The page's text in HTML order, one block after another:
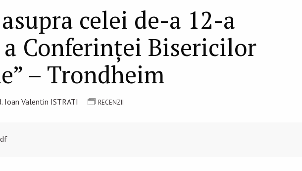
celei de-a 12-a
Conferinței Bisericilor
– Trondheim
Ioan Valentin ISTRATI RECENZII